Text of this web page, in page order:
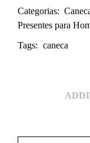
Categorias:
Presentes para
Tags: caneca